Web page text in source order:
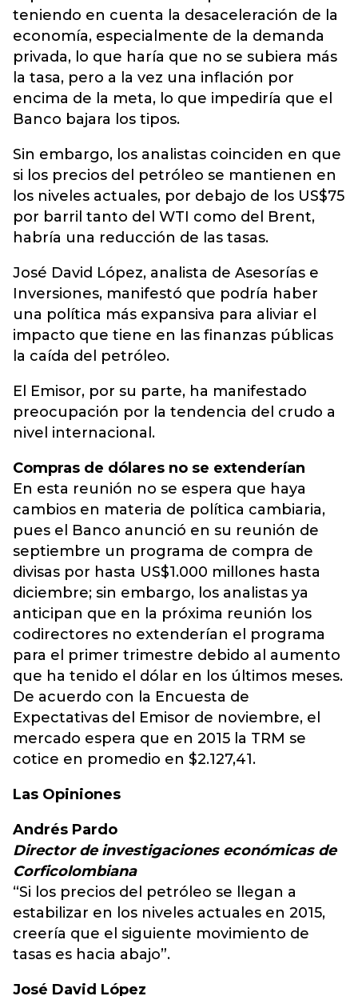
teniendo en cuenta la desaceleración de la
economía, especialmente de la demanda
privada, lo que haría que no se subiera más
la tasa, pero a la vez una inflación por
encima de la meta, lo que impediría que el
Banco bajara los tipos.
Sin embargo, los analistas coinciden en que
si los precios del petróleo se mantienen en
los niveles actuales, por debajo de los US$75
por barril tanto del WTI como del Brent,
habría una reducción de las tasas.
José David López, analista de Asesorías e
Inversiones, manifestó que podría haber
una política más expansiva para aliviar el
impacto que tiene en las finanzas públicas
la caída del petróleo.
El Emisor, por su parte, ha manifestado
preocupación por la tendencia del crudo a
nivel internacional.
Compras de dólares no se extenderían
En esta reunión no se espera que haya
cambios en materia de política cambiaria,
pues el Banco anunció en su reunión de
septiembre un programa de compra de
divisas por hasta US$1.000 millones hasta
diciembre; sin embargo, los analistas ya
anticipan que en la próxima reunión los
codirectores no extenderían el programa
para el primer trimestre debido al aumento
que ha tenido el dólar en los últimos meses.
De acuerdo con la Encuesta de
Expectativas del Emisor de noviembre, el
mercado espera que en 2015 la TRM se
cotice en promedio en $2.127,41.
Las Opiniones
Andrés Pardo
Director de investigaciones económicas de
Corficolombiana
“Si los precios del petróleo se llegan a
estabilizar en los niveles actuales en 2015,
creería que el siguiente movimiento de
tasas es hacia abajo”.
José David López